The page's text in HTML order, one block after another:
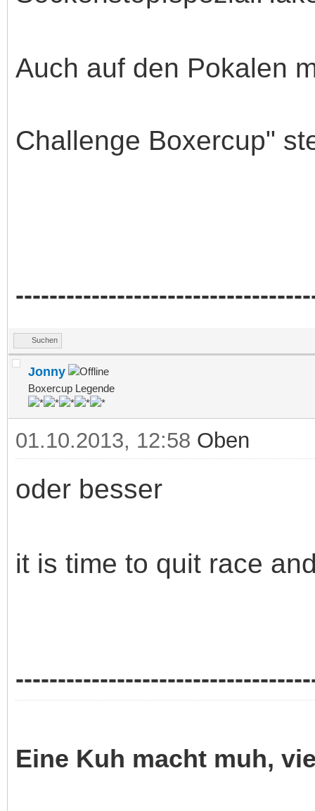
Auch auf den Pokalen
Challenge Boxercup"
Suchen
Jonny
Boxercup Legende
01.10.2013, 12:58 Oben
oder besser
it is time to quit race
Eine Kuh macht muh,